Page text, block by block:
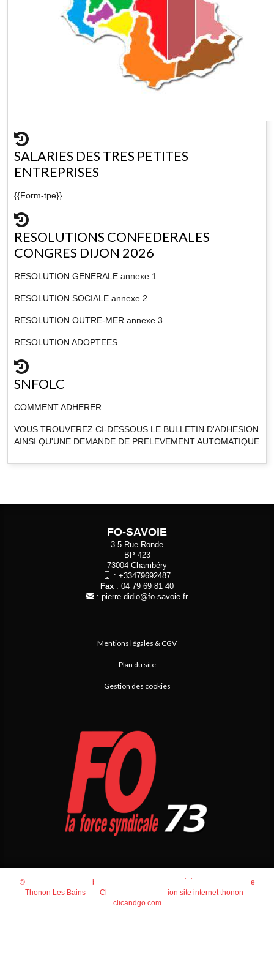
SALARIES DES TRES PETITES
ENTREPRISES
{{Form-tpe}}
RESOLUTIONS CONFEDERALES
CONGRES DIJON 2026
RESOLUTION GENERALE annexe 1
RESOLUTION SOCIALE annexe 2
RESOLUTION OUTRE-MER annexe 3
RESOLUTION ADOPTEES
SNFOLC
COMMENT ADHERER :
VOUS TROUVEREZ CI-DESSOUS LE BULLETIN D'ADHESION
AINSI QU'UNE DEMANDE DE PRELEVEMENT AUTOMATIQUE
FO-SAVOIE
3-5 Rue Ronde
BP 423
73004 Chambéry
: +33479692487
Fax : 04 79 69 81 40
: pierre.didio@fo-savoie.fr
Mentions légales & CGV
Plan du site
Gestion des cookies
© 2026 Agence Web Thonon Les Bains
Référencement Google
Thonon Les Bains
Clic And Go
création site internet thonon
clicandgo.com